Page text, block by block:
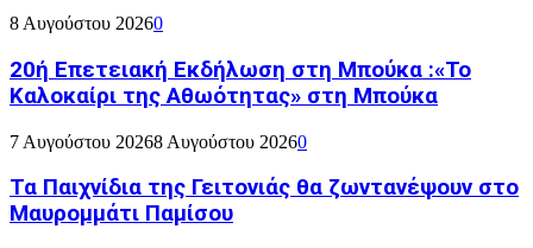
8 Αυγούστου 20260
20ή Επετειακή Εκδήλωση στη Μπούκα :«Το
Καλοκαίρι της Αθωότητας» στη Μπούκα
7 Αυγούστου 20268 Αυγούστου 20260
Τα Παιχνίδια της Γειτονιάς θα ζωντανέψουν στο
Μαυρομμάτι Παμίσου